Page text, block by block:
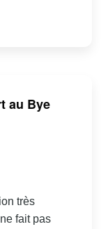
au Bye
très
fait pas